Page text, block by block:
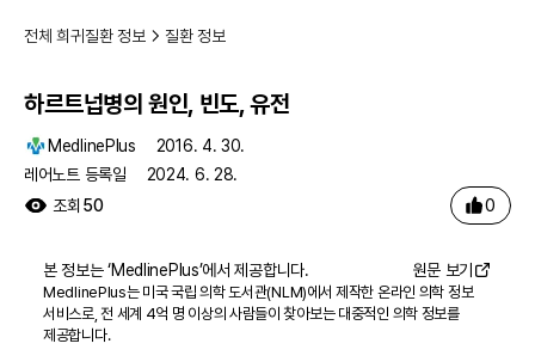
전체 희귀질환 정보 질환 정보
하르트넙병의 원인, 빈도, 유전
MedlinePlus
2016. 4. 30.
레어노트 등록일
2024. 6. 28.
조회 50 0
본 정보는 ‘MedlinePlus’에서 제공합니다. 원문 보기
MedlinePlus는 미국 국립 의학 도서관(NLM)에서 제작한 온라인 의학 정보
서비스로, 전 세계 4억 명 이상의 사람들이 찾아보는 대중적인 의학 정보를
제공합니다.